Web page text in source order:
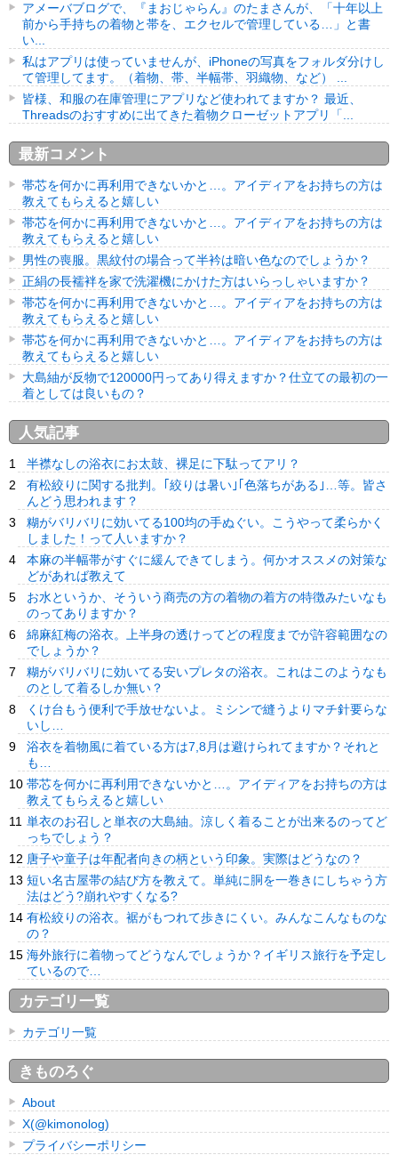
アメーバブログで、『まおじゃらん』のたまさんが、「十年以上
前から手持ちの着物と帯を、エクセルで管理している…」と書
い...
私はアプリは使っていませんが、iPhoneの写真をフォルダ分けし
て管理してます。（着物、帯、半幅帯、羽織物、など） ...
皆様、和服の在庫管理にアプリなど使われてますか？ 最近、
Threadsのおすすめに出てきた着物クローゼットアプリ「...
最新コメント
帯芯を何かに再利用できないかと…。アイディアをお持ちの方は
教えてもらえると嬉しい
帯芯を何かに再利用できないかと…。アイディアをお持ちの方は
教えてもらえると嬉しい
男性の喪服。黒紋付の場合って半衿は暗い色なのでしょうか？
正絹の長襦袢を家で洗濯機にかけた方はいらっしゃいますか？
帯芯を何かに再利用できないかと…。アイディアをお持ちの方は
教えてもらえると嬉しい
帯芯を何かに再利用できないかと…。アイディアをお持ちの方は
教えてもらえると嬉しい
大島紬が反物で120000円ってあり得えますか？仕立ての最初の一
着としては良いもの？
人気記事
半襟なしの浴衣にお太鼓、裸足に下駄ってアリ？
有松絞りに関する批判。｢絞りは暑い｣｢色落ちがある｣…等。皆さ
んどう思われます？
糊がバリバリに効いてる100均の手ぬぐい。こうやって柔らかく
しました！って人いますか？
本麻の半幅帯がすぐに緩んできてしまう。何かオススメの対策な
どがあれば教えて
お水というか、そういう商売の方の着物の着方の特徴みたいなも
のってありますか？
綿麻紅梅の浴衣。上半身の透けってどの程度までが許容範囲なの
でしょうか？
糊がバリバリに効いてる安いプレタの浴衣。これはこのようなも
のとして着るしか無い？
くけ台もう便利で手放せないよ。ミシンで縫うよりマチ針要らな
いし…
浴衣を着物風に着ている方は7,8月は避けられてますか？それと
も…
帯芯を何かに再利用できないかと…。アイディアをお持ちの方は
教えてもらえると嬉しい
単衣のお召しと単衣の大島紬。涼しく着ることが出来るのってど
っちでしょう？
唐子や童子は年配者向きの柄という印象。実際はどうなの？
短い名古屋帯の結び方を教えて。単純に胴を一巻きにしちゃう方
法はどう?崩れやすくなる?
有松絞りの浴衣。裾がもつれて歩きにくい。みんなこんなものな
の？
海外旅行に着物ってどうなんでしょうか？イギリス旅行を予定し
ているので…
カテゴリ一覧
カテゴリ一覧
きものろぐ
About
X(@kimonolog)
プライバシーポリシー